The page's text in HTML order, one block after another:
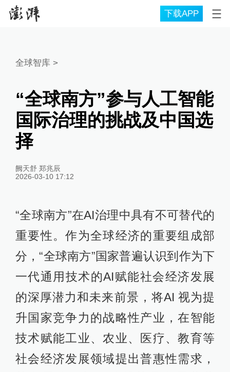
下载APP
全球智库 >
“全球南方”参与人工智能
国际治理的挑战及中国选
择
阙天舒 郑兆辰
2026-03-10 17:12
“全球南方”在AI治理中具有不可替代的
重要性。作为全球经济的重要组成部
分，“全球南方”国家普遍认识到作为下
一代通用技术的AI赋能社会经济发展
的深厚潜力和未来前景，将AI 视为提
升国家竞争力的战略性产业，在智能
技术赋能工业、农业、医疗、教育等
社会经济发展领域提出普惠性需求，